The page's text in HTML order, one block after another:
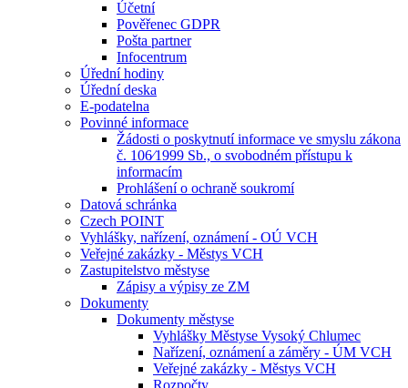
Účetní
Pověřenec GDPR
Pošta partner
Infocentrum
Úřední hodiny
Úřední deska
E-podatelna
Povinné informace
Žádosti o poskytnutí informace ve smyslu zákona
č. 106⁄1999 Sb., o svobodném přístupu k
informacím
Prohlášení o ochraně soukromí
Datová schránka
Czech POINT
Vyhlášky, nařízení, oznámení - OÚ VCH
Veřejné zakázky - Městys VCH
Zastupitelstvo městyse
Zápisy a výpisy ze ZM
Dokumenty
Dokumenty městyse
Vyhlášky Městyse Vysoký Chlumec
Nařízení, oznámení a záměry - ÚM VCH
Veřejné zakázky - Městys VCH
Rozpočty